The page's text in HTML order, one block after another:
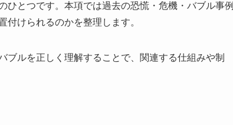
とつです。本項では過去の恐慌・危機・バブル事例
付けられるのかを整理します。
ルを正しく理解することで、関連する仕組みや制